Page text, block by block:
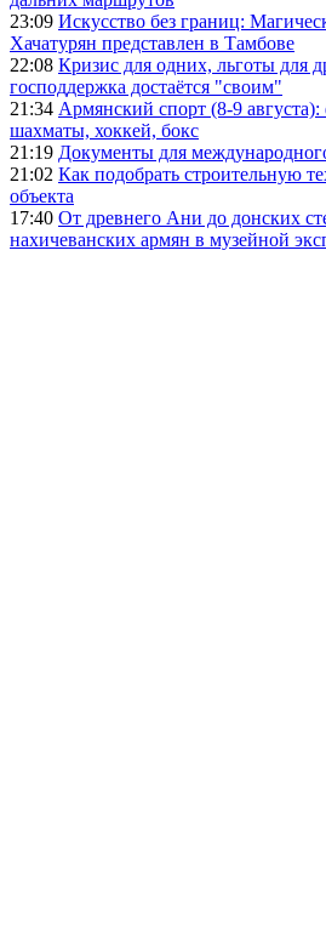
23:09 Искусство без границ:
Хачатурян представлен в Тамбове
22:08 Кризис для одних, льготы для
господдержка достаётся "своим"
21:34 Армянский спорт (8-9
шахматы, хоккей, бокс
21:19 Документы для
21:02 Как подобрать строительную
объекта
17:40 От древнего Ани до донских
нахичеванских армян в музейной